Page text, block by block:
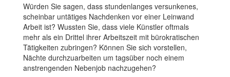
Würden Sie sagen, dass stundenlanges versunkenes,
scheinbar untätiges Nachdenken vor einer Leinwand
Arbeit ist? Wussten Sie, dass viele Künstler oftmals
mehr als ein Drittel ihrer Arbeitszeit mit bürokratischen
Tätigkeiten zubringen? Können Sie sich vorstellen,
Nächte durchzuarbeiten um tagsüber noch einem
anstrengenden Nebenjob nachzugehen?